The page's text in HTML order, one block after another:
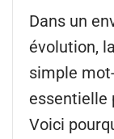
Dans un
évolution,
simple
essentielle
Voici